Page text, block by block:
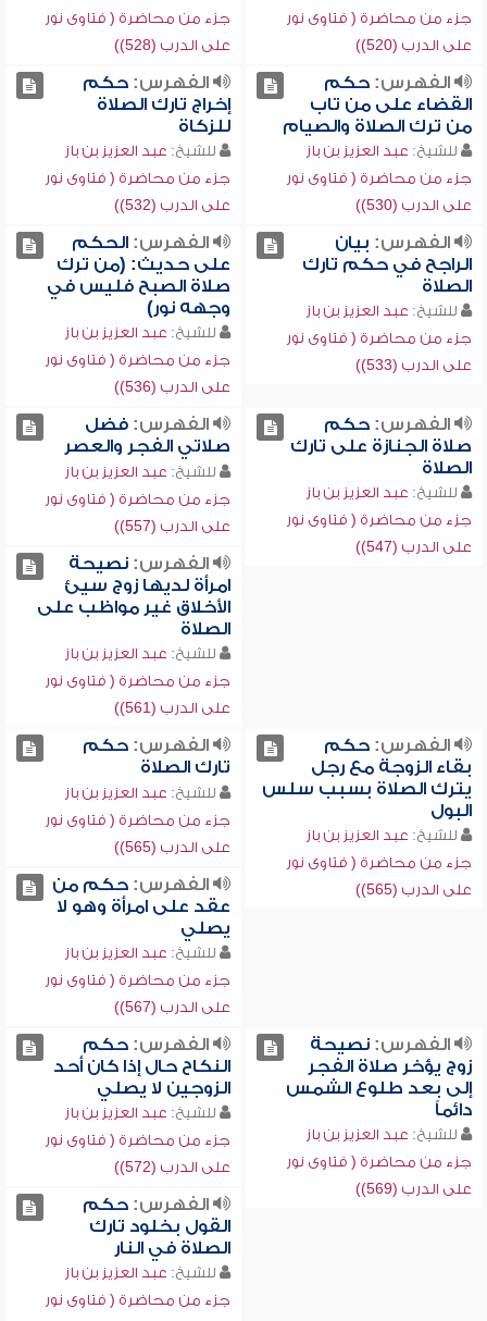
جزء من محاضرة ( فتاوى نور
على الدرب (520))
جزء من محاضرة ( فتاوى نور
على الدرب (528))
الفهرس:حكم
القضاء على من تاب
من ترك الصلاة والصيام
للشيخ: عبد العزيز بن باز
جزء من محاضرة ( فتاوى نور
على الدرب (530))
الفهرس:حكم
إخراج تارك الصلاة
للزكاة
للشيخ: عبد العزيز بن باز
جزء من محاضرة ( فتاوى نور
على الدرب (532))
الفهرس: بيان
الراجح في حكم تارك
الصلاة
للشيخ: عبد العزيز بن باز
جزء من محاضرة ( فتاوى نور
على الدرب (533))
الفهرس:الحكم
على حديث: (من ترك
صلاة الصبح فليس في
وجهه نور)
للشيخ: عبد العزيز بن باز
جزء من محاضرة ( فتاوى نور
على الدرب (536))
الفهرس:حكم
صلاة الجنازة على تارك
الصلاة
للشيخ: عبد العزيز بن باز
جزء من محاضرة ( فتاوى نور
على الدرب (547))
الفهرس:فضل
صلاتي الفجر والعصر
للشيخ: عبد العزيز بن باز
جزء من محاضرة ( فتاوى نور
على الدرب (557))
الفهرس:نصيحة
امرأة لديها زوج سيئ
الأخلاق غير مواظب على
الصلاة
للشيخ: عبد العزيز بن باز
جزء من محاضرة ( فتاوى نور
على الدرب (561))
الفهرس:حكم
بقاء الزوجة مع رجل
يترك الصلاة بسبب سلس
البول
للشيخ: عبد العزيز بن باز
جزء من محاضرة ( فتاوى نور
على الدرب (565))
الفهرس:حكم
تارك الصلاة
للشيخ: عبد العزيز بن باز
جزء من محاضرة ( فتاوى نور
على الدرب (565))
الفهرس:حكم من
عقد على امرأة وهو لا
يصلي
للشيخ: عبد العزيز بن باز
جزء من محاضرة ( فتاوى نور
على الدرب (567))
الفهرس:نصيحة
زوج يؤخر صلاة الفجر
إلى بعد طلوع الشمس
دائماً
للشيخ: عبد العزيز بن باز
جزء من محاضرة ( فتاوى نور
على الدرب (569))
الفهرس:حكم
النكاح حال إذا كان أحد
الزوجين لا يصلي
للشيخ: عبد العزيز بن باز
جزء من محاضرة ( فتاوى نور
على الدرب (572))
الفهرس:حكم
القول بخلود تارك
الصلاة في النار
للشيخ: عبد العزيز بن باز
جزء من محاضرة ( فتاوى نور